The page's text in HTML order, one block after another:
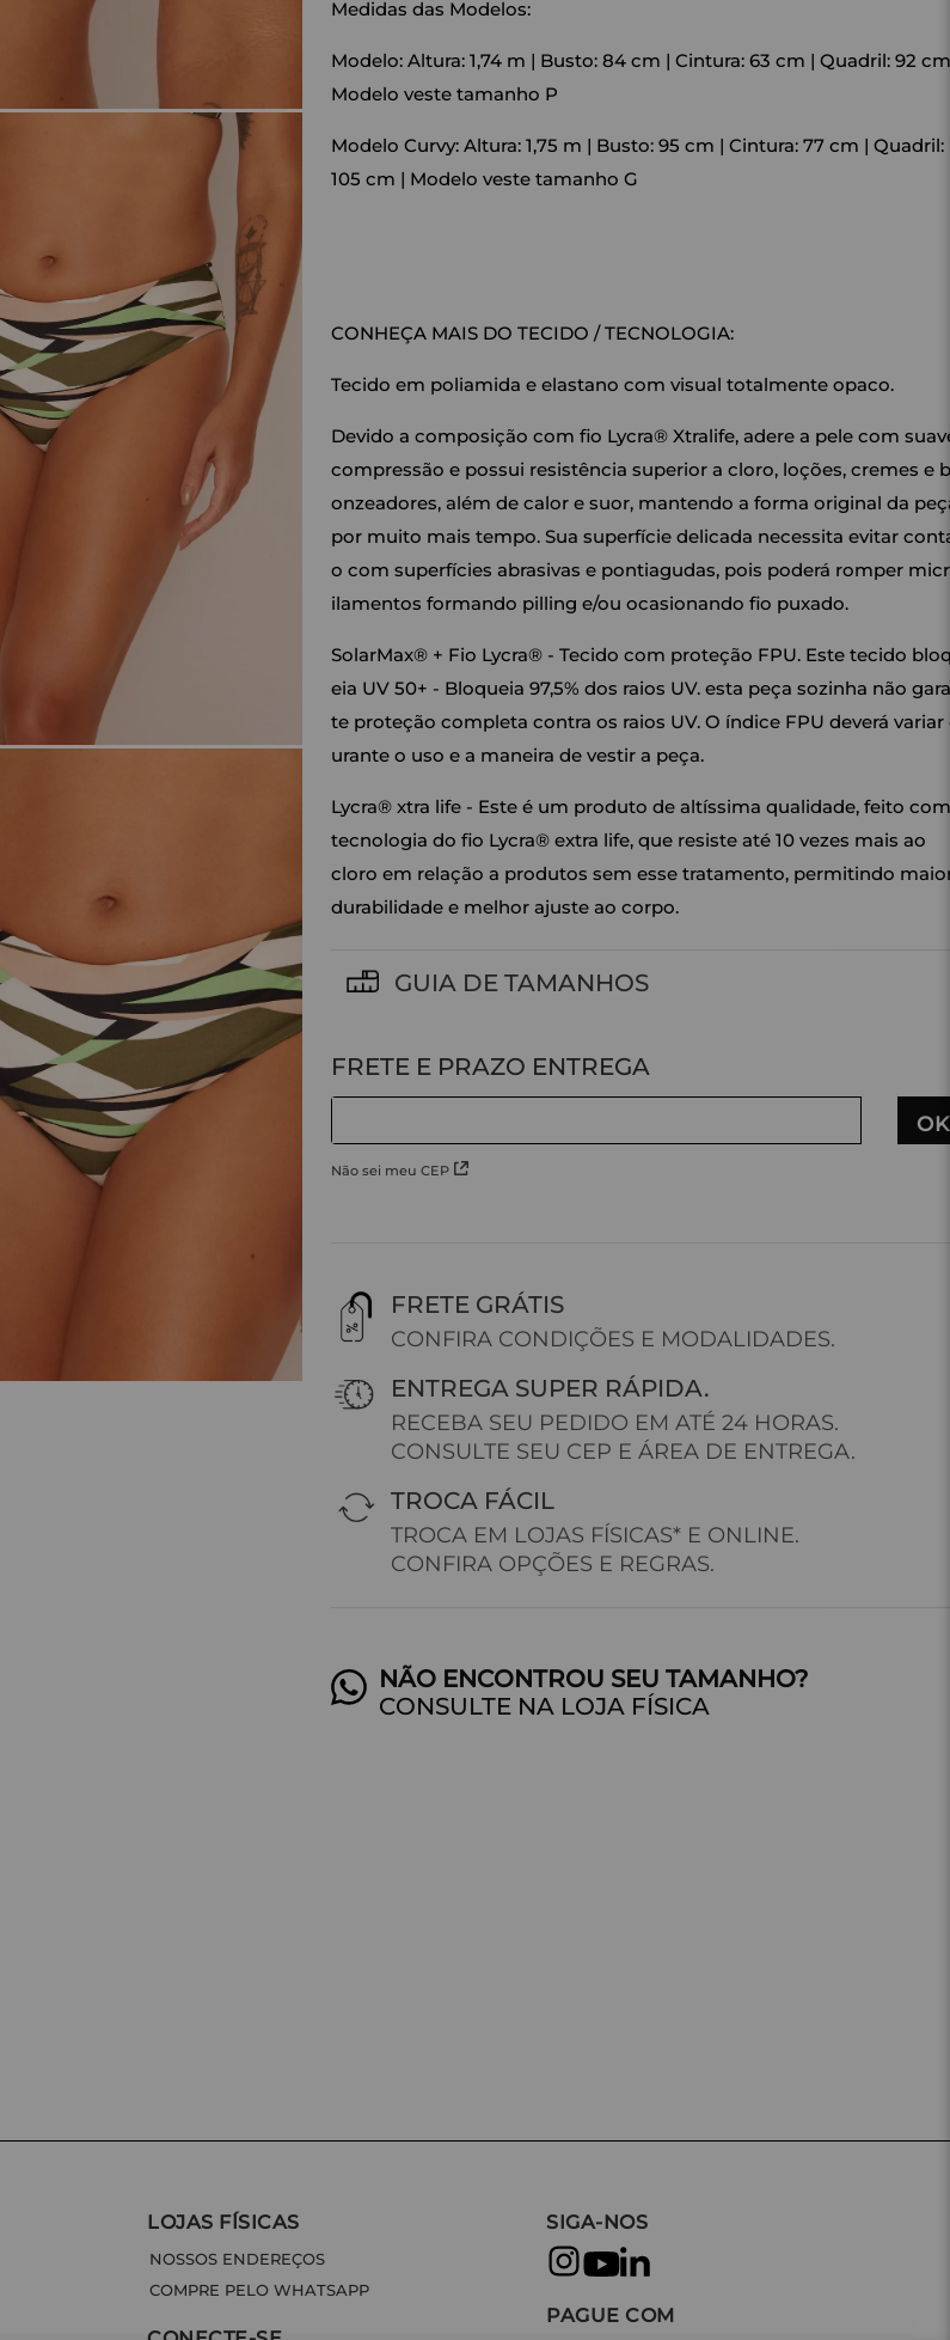
Medidas das Modelos:
Modelo: Altura: 1,74 m | Busto: 84 cm | Cintura: 63 cm | Quadril: 92
Modelo veste tamanho P
Modelo Curvy: Altura: 1,75 m | Busto: 95 cm | Cintura: 77 cm | Quadril:
105 cm | Modelo veste tamanho G
CONHEÇA MAIS DO TECIDO / TECNOLOGIA:
Tecido em poliamida e elastano com visual totalmente opaco.
Devido a composição com fio Lycra® Xtralife, adere a pele com
compressão e possui resistência superior a cloro, loções, cremes e
onzeadores, além de calor e suor, mantendo a forma original da
por muito mais tempo. Sua superfície delicada necessita evitar
o com superfícies abrasivas e pontiagudas, pois poderá romper
ilamentos formando pilling e/ou ocasionando fio puxado.
SolarMax® + Fio Lycra® - Tecido com proteção FPU. Este tecido
eia UV 50+ - Bloqueia 97,5% dos raios UV. esta peça sozinha não
te proteção completa contra os raios UV. O índice FPU deverá variar
urante o uso e a maneira de vestir a peça.
Lycra® xtra life - Este é um produto de altíssima qualidade, feito
tecnologia do fio Lycra® extra life, que resiste até 10 vezes mais ao
cloro em relação a produtos sem esse tratamento, permitindo
durabilidade e melhor ajuste ao corpo.
GUIA DE TAMANHOS
Não sei meu CEP
FRETE GRÁTIS
CONFIRA CONDIÇÕES E MODALIDADES.
ENTREGA SUPER RÁPIDA.
RECEBA SEU PEDIDO EM ATÉ 24 HORAS.
CONSULTE SEU CEP E ÁREA DE ENTREGA.
TROCA FÁCIL
TROCA EM LOJAS FÍSICAS* E ONLINE.
CONFIRA OPÇÕES E REGRAS.
CONSULTE NA LOJA FÍSICA
LOJAS FÍSICAS
NOSSOS ENDEREÇOS
COMPRE PELO WHATSAPP
SIGA-NOS
PAGUE COM